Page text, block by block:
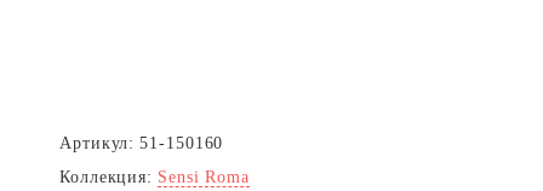
Артикул: 51-150160
Коллекция: Sensi Roma